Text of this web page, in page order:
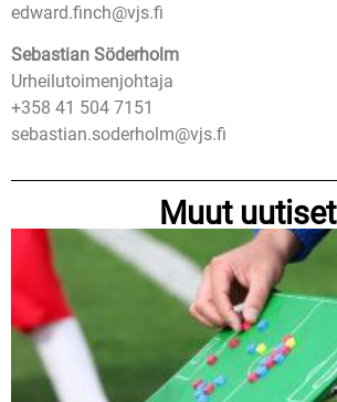
edward.finch@vjs.fi
Sebastian Söderholm
Urheilutoimenjohtaja
+358 41 504 7151
sebastian.soderholm@vjs.fi
Muut uutiset